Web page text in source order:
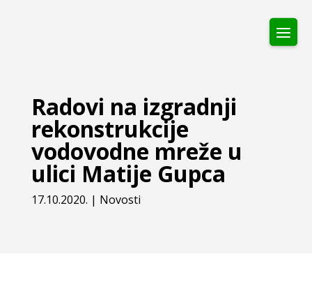
Radovi na izgradnji
rekonstrukcije
vodovodne mreže u
ulici Matije Gupca
17.10.2020. | Novosti